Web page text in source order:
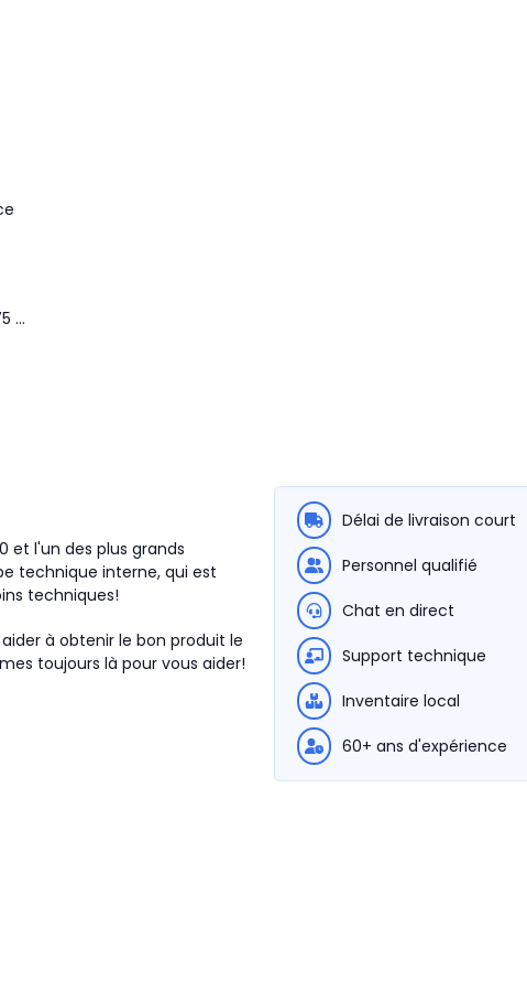
...
et l'un des plus grands
technique interne, qui est
techniques!
à obtenir le bon produit le
toujours là pour vous aider!
Délai de livraison court
Personnel qualifié
Chat en direct
Support technique
Inventaire local
60+ ans d'expérience